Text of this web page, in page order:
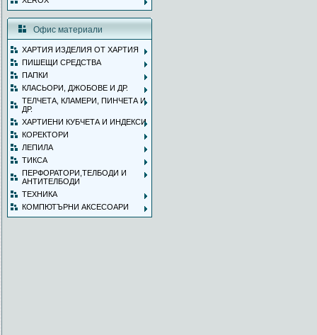
Офис материали
ХАРТИЯ ИЗДЕЛИЯ ОТ ХАРТИЯ
ПИШЕЩИ СРЕДСТВА
ПАПКИ
КЛАСЬОРИ, ДЖОБОВЕ И ДР.
ТЕЛЧЕТА, КЛАМЕРИ, ПИНЧЕТА И
ДР.
ХАРТИЕНИ КУБЧЕТА И ИНДЕКСИ
КОРЕКТОРИ
ЛЕПИЛА
ТИКСА
ПЕРФОРАТОРИ,ТЕЛБОДИ И
АНТИТЕЛБОДИ
ТЕХНИКА
КОМПЮТЪРНИ АКСЕСОАРИ